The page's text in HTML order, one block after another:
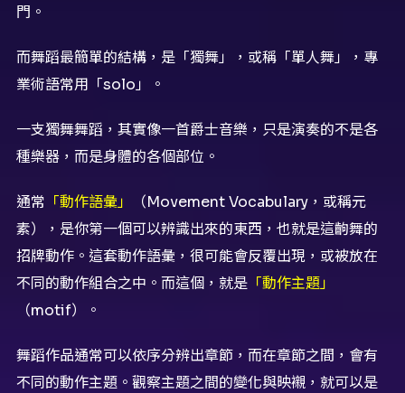
門。
而舞蹈最簡單的結構，是「獨舞」，或稱「單人舞」，專
業術語常用「solo」。
一支獨舞舞蹈，其實像一首爵士音樂，只是演奏的不是各
種樂器，而是身體的各個部位。
通常 「動作語彙」
（Movement Vocabulary，或稱元
素），是你第一個可以辨識出來的東西，也就是這齣舞的
招牌動作。這套動作語彙，很可能會反覆出現，或被放在
不同的動作組合之中。而這個，就是「動作主題」
（motif）。
舞蹈作品通常可以依序分辨出章節，而在章節之間，會有
不同的動作主題。觀察主題之間的變化與映襯，就可以是